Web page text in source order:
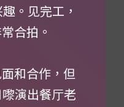
。见完工，
合拍。
和合作，但
演出餐厅老